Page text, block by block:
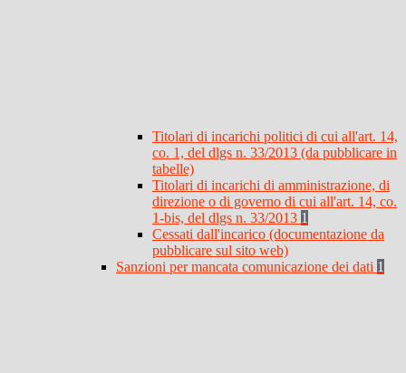
Titolari di incarichi politici di cui all'art. 14,
co. 1, del dlgs n. 33/2013 (da pubblicare in
tabelle)
Titolari di incarichi di amministrazione, di
direzione o di governo di cui all'art. 14, co.
1-bis, del dlgs n. 33/2013 1
Cessati dall'incarico (documentazione da
pubblicare sul sito web)
Sanzioni per mancata comunicazione dei dati 1